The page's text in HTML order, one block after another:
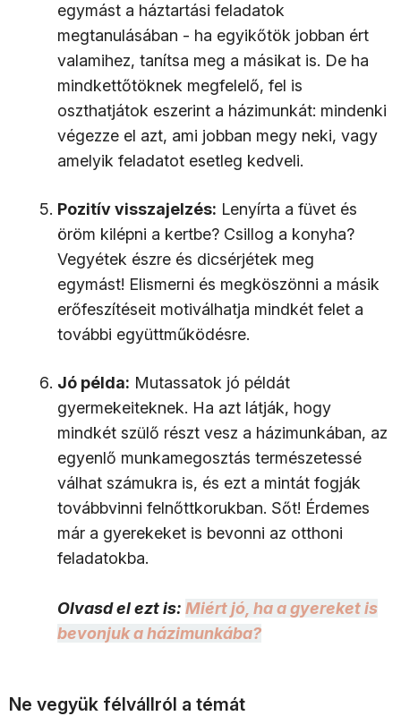
egymást a háztartási feladatok
megtanulásában - ha egyikőtök jobban ért
valamihez, tanítsa meg a másikat is. De ha
mindkettőtöknek megfelelő, fel is
oszthatjátok eszerint a házimunkát: mindenki
végezze el azt, ami jobban megy neki, vagy
amelyik feladatot esetleg kedveli.
Pozitív visszajelzés: Lenyírta a füvet és
öröm kilépni a kertbe? Csillog a konyha?
Vegyétek észre és dicsérjétek meg
egymást! Elismerni és megköszönni a másik
erőfeszítéseit motiválhatja mindkét felet a
további együttműködésre.
Jó példa: Mutassatok jó példát
gyermekeiteknek. Ha azt látják, hogy
mindkét szülő részt vesz a házimunkában, az
egyenlő munkamegosztás természetessé
válhat számukra is, és ezt a mintát fogják
továbbvinni felnőttkorukban. Sőt! Érdemes
már a gyerekeket is bevonni az otthoni
feladatokba.
Olvasd el ezt is: Miért jó, ha a gyereket is
bevonjuk a házimunkába?
Ne vegyük félvállról a témát